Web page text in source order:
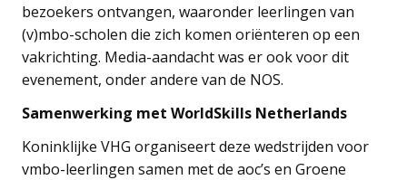
bezoekers ontvangen, waaronder leerlingen van
(v)mbo-scholen die zich komen oriënteren op een
vakrichting. Media-aandacht was er ook voor dit
evenement, onder andere van de NOS.
Samenwerking met WorldSkills Netherlands
Koninklijke VHG organiseert deze wedstrijden voor
vmbo-leerlingen samen met de aoc’s en Groene